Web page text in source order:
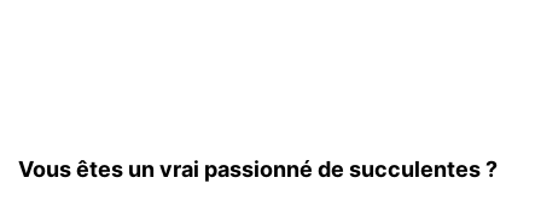
Vous êtes un vrai passionné de succulentes ?